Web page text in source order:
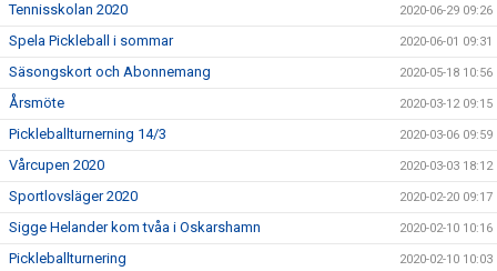
Tennisskolan 2020 2020-06-29 09:26
Spela Pickleball i sommar 2020-06-01 09:31
Säsongskort och Abonnemang 2020-05-18 10:56
Årsmöte 2020-03-12 09:15
Pickleballturnerning 14/3 2020-03-06 09:59
Vårcupen 2020 2020-03-03 18:12
Sportlovsläger 2020 2020-02-20 09:17
Sigge Helander kom tvåa i Oskarshamn 2020-02-10 10:16
Pickleballturnering 2020-02-10 10:03